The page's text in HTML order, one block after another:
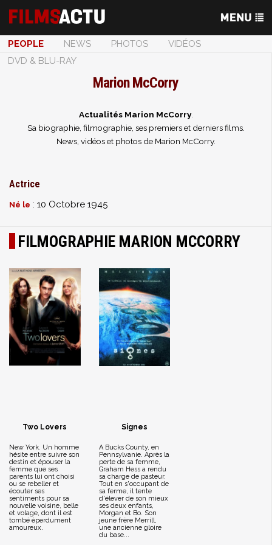
PEOPLE NEWS PHOTOS
VIDÉOS
DVD & BLU-RAY
Marion McCorry
Actualités Marion McCorry.
Sa biographie, filmographie, ses premiers et derniers films.
News, vidéos et photos de Marion McCorry.
Actrice
Né le : 10 Octobre 1945
FILMOGRAPHIE MARION MCCORRY
Two Lovers
New York. Un homme
hésite entre suivre son
destin et épouser la
femme que ses
parents lui ont choisi
ou se rebeller et
écouter ses
sentiments pour sa
nouvelle voisine, belle
et volage, dont il est
tombé éperdument
amoureux.
Signes
A Bucks County, en
Pennsylvanie. Après la
perte de sa femme,
Graham Hess a rendu
sa charge de pasteur.
Tout en s'occupant de
sa ferme, il tente
d'élever de son mieux
ses deux enfants,
Morgan et Bo. Son
jeune frère Merrill,
une ancienne gloire
du base...